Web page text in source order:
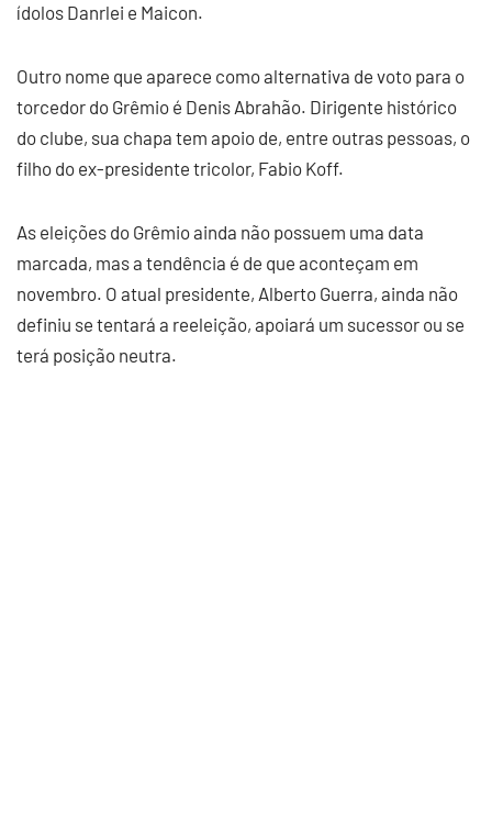
ídolos Danrlei e Maicon.
Outro nome que aparece como alternativa de voto para o
torcedor do Grêmio é Denis Abrahão. Dirigente histórico
do clube, sua chapa tem apoio de, entre outras pessoas, o
filho do ex-presidente tricolor, Fabio Koff.
As eleições do Grêmio ainda não possuem uma data
marcada, mas a tendência é de que aconteçam em
novembro. O atual presidente, Alberto Guerra, ainda não
definiu se tentará a reeleição, apoiará um sucessor ou se
terá posição neutra.